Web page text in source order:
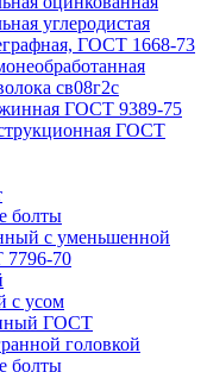
углеродистая
ГОСТ 1668-73
св08г2с
ГОСТ 9389-75
ГОСТ
болты
с уменьшенной
7796-70
с усом
ГОСТ
головкой
болты